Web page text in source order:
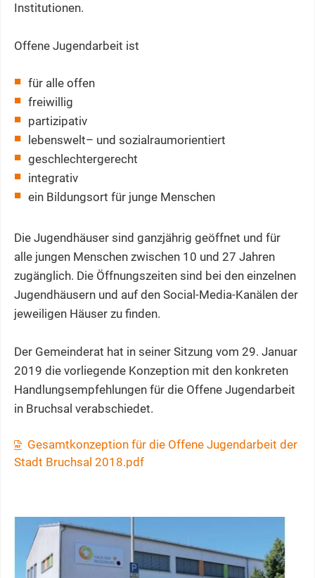
Institutionen.
Offene Jugendarbeit ist
für alle offen
freiwillig
partizipativ
lebenswelt– und sozialraumorientiert
geschlechtergerecht
integrativ
ein Bildungsort für junge Menschen
Die Jugendhäuser sind ganzjährig geöffnet und für
alle jungen Menschen zwischen 10 und 27 Jahren
zugänglich. Die Öffnungszeiten sind bei den einzelnen
Jugendhäusern und auf den Social-Media-Kanälen der
jeweiligen Häuser zu finden.
Der Gemeinderat hat in seiner Sitzung vom 29. Januar
2019 die vorliegende Konzeption mit den konkreten
Handlungsempfehlungen für die Offene Jugendarbeit
in Bruchsal verabschiedet.
Gesamtkonzeption für die Offene Jugendarbeit der
Stadt Bruchsal 2018.pdf